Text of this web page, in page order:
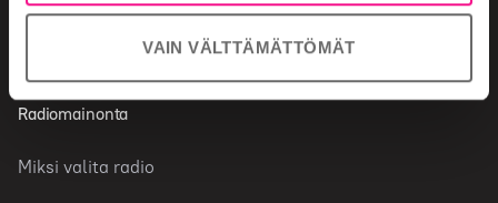
VAIN VÄLTTÄMÄTTÖMÄT
Radiomainonta
Miksi valita radio